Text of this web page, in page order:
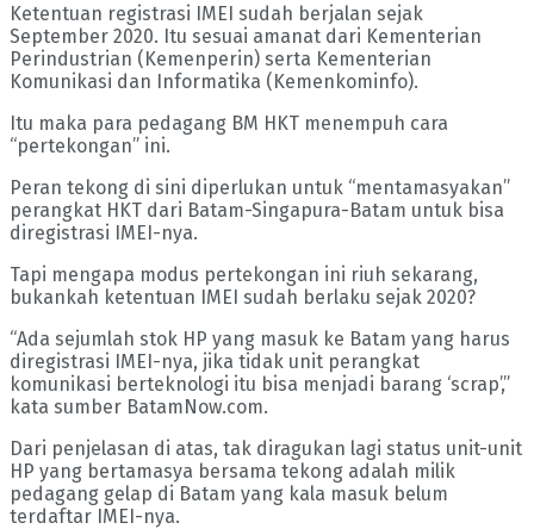
Ketentuan registrasi IMEI sudah berjalan sejak
September 2020. Itu sesuai amanat dari Kementerian
Perindustrian (Kemenperin) serta Kementerian
Komunikasi dan Informatika (Kemenkominfo).
Itu maka para pedagang BM HKT menempuh cara
“pertekongan” ini.
Peran tekong di sini diperlukan untuk “mentamasyakan”
perangkat HKT dari Batam-Singapura-Batam untuk bisa
diregistrasi IMEI-nya.
Tapi mengapa modus pertekongan ini riuh sekarang,
bukankah ketentuan IMEI sudah berlaku sejak 2020?
“Ada sejumlah stok HP yang masuk ke Batam yang harus
diregistrasi IMEI-nya, jika tidak unit perangkat
komunikasi berteknologi itu bisa menjadi barang ‘scrap’,”
kata sumber BatamNow.com.
Dari penjelasan di atas, tak diragukan lagi status unit-unit
HP yang bertamasya bersama tekong adalah milik
pedagang gelap di Batam yang kala masuk belum
terdaftar IMEI-nya.